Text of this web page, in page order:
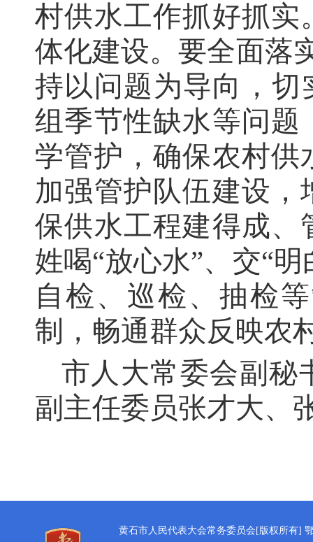
村供水工作抓好抓实
体化建设。要全面落
持以问题为导向，切
组季节性缺水等问题
学管护，确保农村
加强管护队伍建设
保供水工程建得成、
姓喝“放心水”、交“
自检、巡检、抽检
制，畅通群众反映农
市人大常委会副秘
副主任委员张才大、
黄石市人民代表大会常务委员会[版权所有]